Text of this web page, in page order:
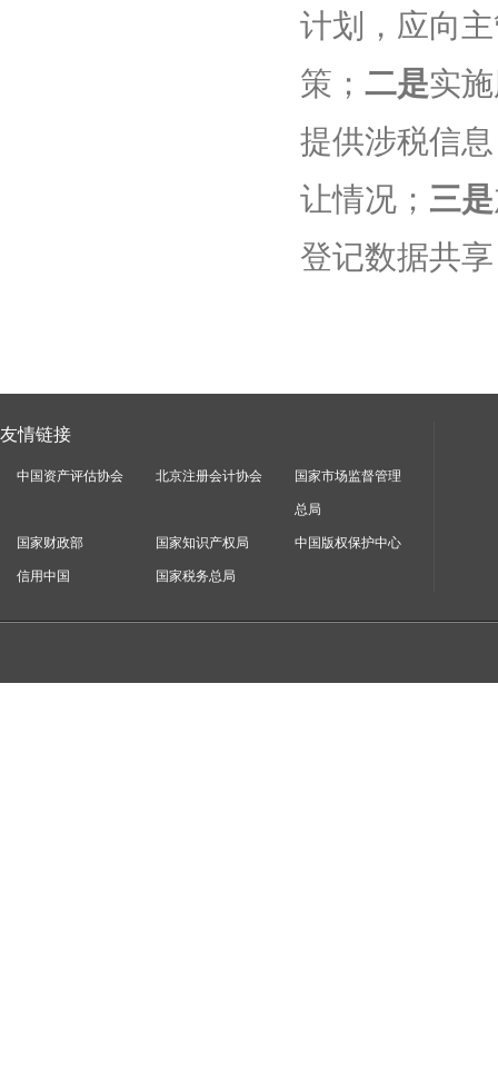
计划，应向
策； 二是实
提供涉税信
让情况； 三是
登记数据共
友情链接
中国资产评估协会 北京注册会计协会 国家市场监督管理
总局
国家财政部 国家知识产权局 中国版权保护中心
信用中国 国家税务总局